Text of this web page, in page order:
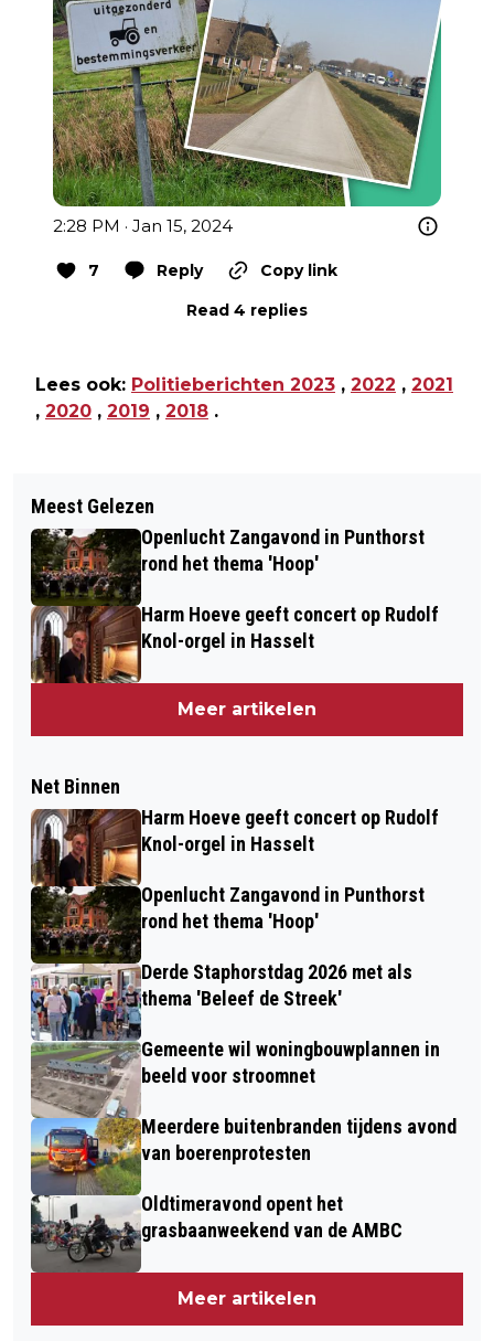
2:28 PM · Jan 15, 2024
7 Reply
Copy link
Read 4 replies
Lees ook: Politieberichten 2023 , 2022 , 2021
, 2020 , 2019 , 2018 .
Meest Gelezen
Openlucht Zangavond in Punthorst
rond het thema 'Hoop'
Harm Hoeve geeft concert op Rudolf
Knol-orgel in Hasselt
Meer artikelen
Net Binnen
Harm Hoeve geeft concert op Rudolf
Knol-orgel in Hasselt
Openlucht Zangavond in Punthorst
rond het thema 'Hoop'
Derde Staphorstdag 2026 met als
thema 'Beleef de Streek'
Gemeente wil woningbouwplannen in
beeld voor stroomnet
Meerdere buitenbranden tijdens avond
van boerenprotesten
Oldtimeravond opent het
grasbaanweekend van de AMBC
Meer artikelen